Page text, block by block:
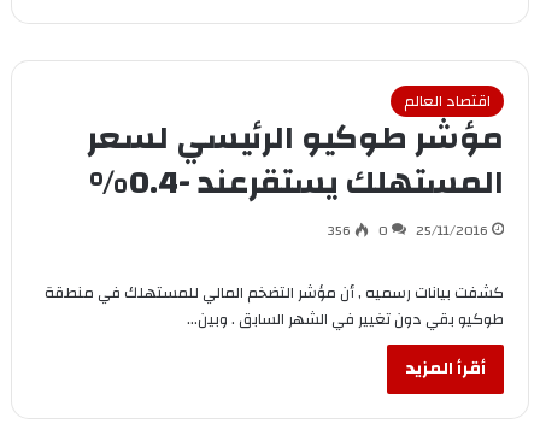
اقتصاد العالم
مؤشر طوكيو الرئيسي لسعر
المستهلك يستقرعند -0.4%
25/11/2016
0
356
كشفت بيانات رسميه , أن مؤشر التضخم المالي للمستهلك في منطقة
طوكيو بقي دون تغيير في الشهر السابق . وبين…
أقرأ المزيد